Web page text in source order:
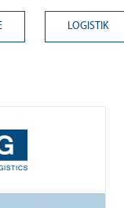
LOGISTIK